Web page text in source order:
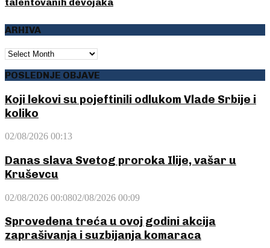
ARHIVA
ARHIVA
POSLEDNJE OBJAVE
Koji lekovi su pojeftinili odlukom Vlade Srbije i
koliko
02/08/2026 00:13
Danas slava Svetog proroka Ilije, vašar u
Kruševcu
02/08/2026 00:0802/08/2026 00:09
Sprovedena treća u ovoj godini akcija
zaprašivanja i suzbijanja komaraca